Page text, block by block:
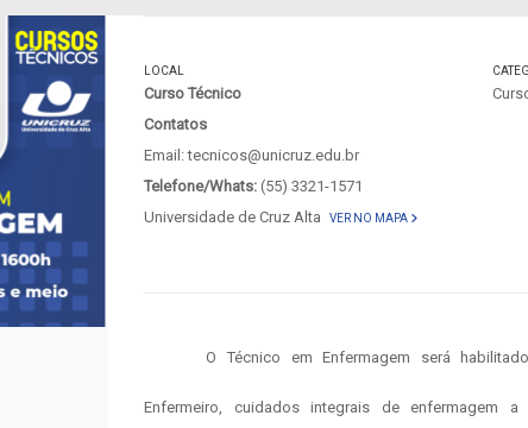
LOCAL
Curso Técnico
Contatos
Email: tecnicos@unicruz.edu.br
Telefone/Whats: (55) 3321-1571
Universidade de Cruz Alta
VER NO MAPA
O Técnico em Enfermagem será habilitado para realizar, sob a supervisão do
Enfermeiro, cuidados integrais de enfermagem